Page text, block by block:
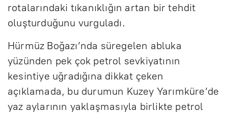
rotalarındaki tıkanıklığın artan bir tehdit
oluşturduğunu vurguladı.
Hürmüz Boğazı’nda süregelen abluka
yüzünden pek çok petrol sevkiyatının
kesintiye uğradığına dikkat çeken
açıklamada, bu durumun Kuzey Yarımküre’de
yaz aylarının yaklaşmasıyla birlikte petrol